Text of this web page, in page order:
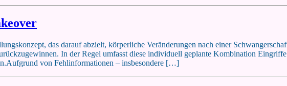
das darauf abzielt, körperliche Veränderungen nach einer
In der Regel umfasst diese individuell geplante Kombination
von Fehlinformationen – insbesondere […]